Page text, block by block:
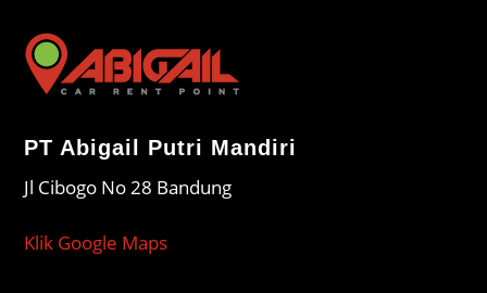
PT Abigail Putri Mandiri
Jl Cibogo No 28 Bandung
Klik Google Maps